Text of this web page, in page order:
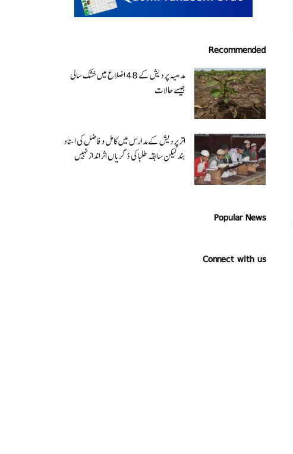
Recommended
مدھیہ پردیش کے 48 اضلاع میں خشک سالی
جیسے حالات
اتر پردیش کےمدارس میں کامل و فاضل کی اسناد
بند لیکن سابقہ طلبا کی ڈگریا ں اثرانداز نہیں
Popular News
Connect with us